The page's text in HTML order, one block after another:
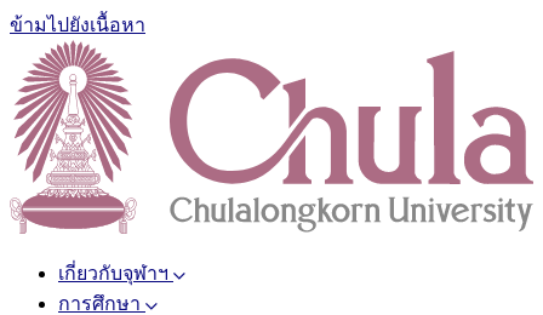
ข้ามไปยังเนื้อหา
เกี่ยวกับจุฬาฯ
การศึกษา